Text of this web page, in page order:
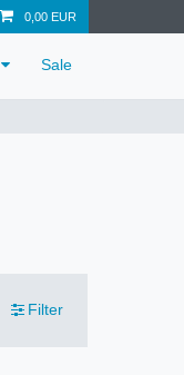
0,00 EUR
Sale
Filter